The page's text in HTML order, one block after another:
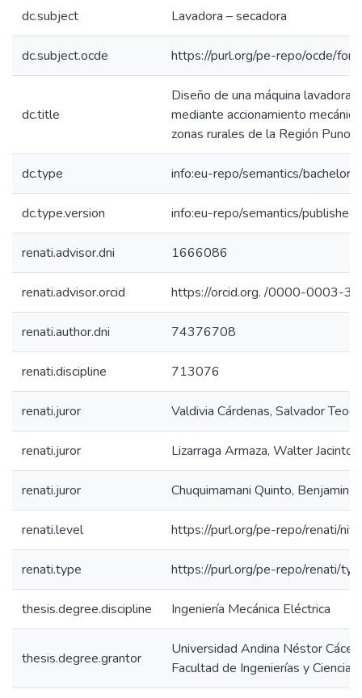
dc.subject Lavadora – secadora
dc.subject.ocde https://purl.org/pe-repo/ocde/
dc.title
Diseño de una máquina lavadora
mediante accionamiento
zonas rurales de la Región Puno
dc.type info:eu-repo/semantics/
dc.type.version info:eu-repo/semantics/
renati.advisor.dni 1666086
renati.advisor.orcid https://orcid.org. /0000-0003-
renati.author.dni 74376708
renati.discipline 713076
renati.juror Valdivia Cárdenas, Salvador
renati.juror Lizarraga Armaza, Walter Jacinto
renati.juror Chuquimamani Quinto, Benjamin
renati.level https://purl.org/pe-repo/renati/
renati.type https://purl.org/pe-repo/renati/
thesis.degree.discipline Ingeniería Mecánica Eléctrica
thesis.degree.grantor
Universidad Andina Néstor
Facultad de Ingenierías y Ciencias